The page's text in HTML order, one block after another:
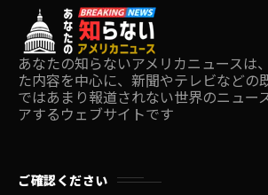
あなたの知らないアメリカニュースは
た内容を中心に、新聞やテレビなどの
ではあまり報道されない世界のニュー
アするウェブサイトです
ご確認ください